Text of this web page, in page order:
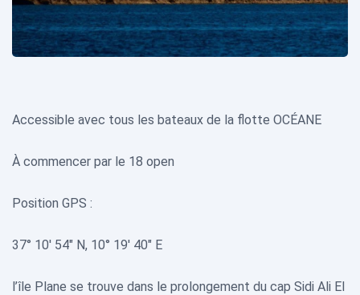
Accessible avec tous les bateaux de la flotte OCÉANE
À commencer par le 18 open
Position GPS :
37° 10′ 54″ N, 10° 19′ 40″ E
l’île Plane se trouve dans le prolongement du cap Sidi Ali El